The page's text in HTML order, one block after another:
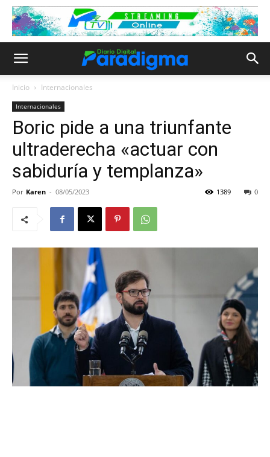
Inicio Internacionales
Internacionales
Boric pide a una triunfante
ultraderecha «actuar con
sabiduría y templanza»
Por Karen - 08/05/2023 0
1389